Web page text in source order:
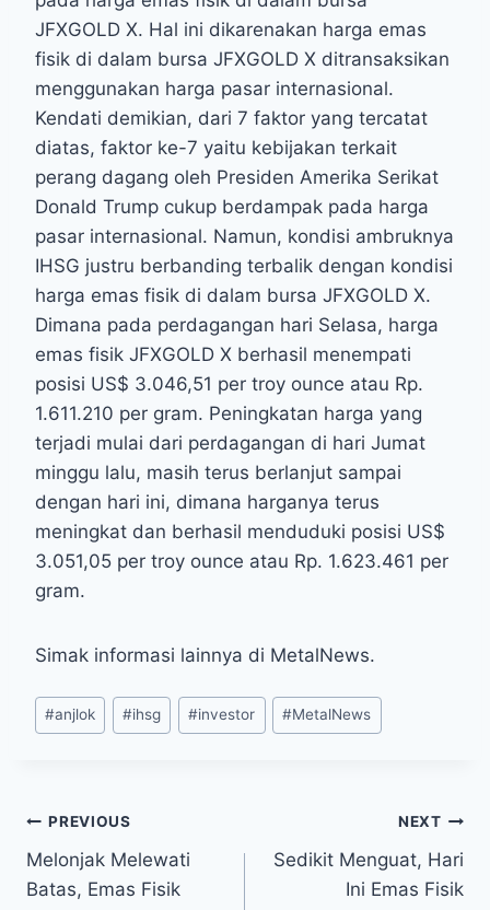
JFXGOLD X. Hal ini dikarenakan harga emas
fisik di dalam bursa JFXGOLD X ditransaksikan
menggunakan harga pasar internasional.
Kendati demikian, dari 7 faktor yang tercatat
diatas, faktor ke-7 yaitu kebijakan terkait
perang dagang oleh Presiden Amerika Serikat
Donald Trump cukup berdampak pada harga
pasar internasional. Namun, kondisi ambruknya
IHSG justru berbanding terbalik dengan kondisi
harga emas fisik di dalam bursa JFXGOLD X.
Dimana pada perdagangan hari Selasa, harga
emas fisik JFXGOLD X berhasil menempati
posisi US$ 3.046,51 per troy ounce atau Rp.
1.611.210 per gram. Peningkatan harga yang
terjadi mulai dari perdagangan di hari Jumat
minggu lalu, masih terus berlanjut sampai
dengan hari ini, dimana harganya terus
meningkat dan berhasil menduduki posisi US$
3.051,05 per troy ounce atau Rp. 1.623.461 per
gram.
Simak informasi lainnya di MetalNews.
Post
Tags:
#anjlok #ihsg #investor #MetalNews
Post
navigation
PREVIOUS
Melonjak Melewati
Batas, Emas Fisik
NEXT
Sedikit Menguat, Hari
Ini Emas Fisik